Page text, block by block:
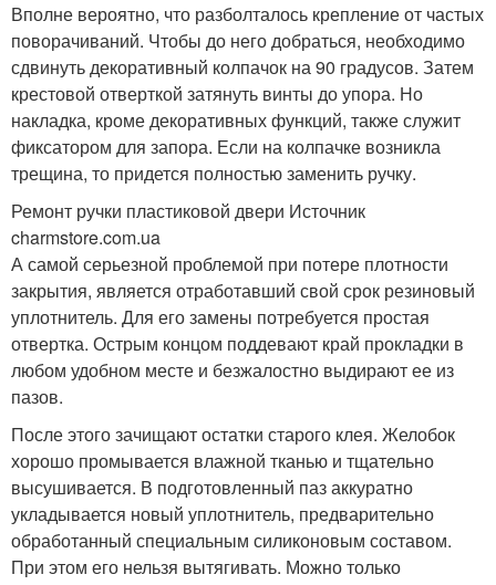
Вполне вероятно, что разболталось крепление от частых
поворачиваний. Чтобы до него добраться, необходимо
сдвинуть декоративный колпачок на 90 градусов. Затем
крестовой отверткой затянуть винты до упора. Но
накладка, кроме декоративных функций, также служит
фиксатором для запора. Если на колпачке возникла
трещина, то придется полностью заменить ручку.
Ремонт ручки пластиковой двери Источник
charmstore.com.ua
А самой серьезной проблемой при потере плотности
закрытия, является отработавший свой срок резиновый
уплотнитель. Для его замены потребуется простая
отвертка. Острым концом поддевают край прокладки в
любом удобном месте и безжалостно выдирают ее из
пазов.
После этого зачищают остатки старого клея. Желобок
хорошо промывается влажной тканью и тщательно
высушивается. В подготовленный паз аккуратно
укладывается новый уплотнитель, предварительно
обработанный специальным силиконовым составом.
При этом его нельзя вытягивать. Можно только